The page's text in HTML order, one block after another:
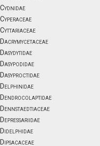
Cydnidae
Cyperaceae
Cyttariaceae
Dacrymycetaceae
Dasydytidae
Dasypodidae
Dasyproctidae
Delphinidae
Dendrocolaptidae
Dennstaedtiaceae
Depressariidae
Didelphidae
Dipsacaceae